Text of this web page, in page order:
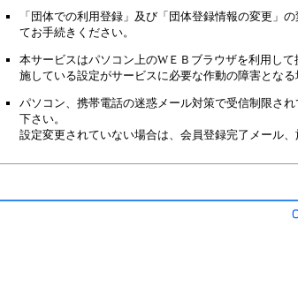
「団体での利用登録」及び「団体登録情報の変更」
てお手続きください。
本サービスはパソコン上のWＥＢブラウザを利用し
施している設定がサービスに必要な作動の障害となる
パソコン、携帯電話の迷惑メール対策で受信制限さ
下さい。
設定変更されていない場合は、会員登録完了メール